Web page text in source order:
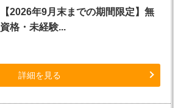
【2026年9月末までの期間限定】無
資格・未経験...
詳細を見る